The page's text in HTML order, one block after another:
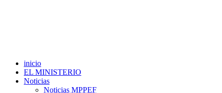
inicio
EL MINISTERIO
Noticias
Noticias MPPEF